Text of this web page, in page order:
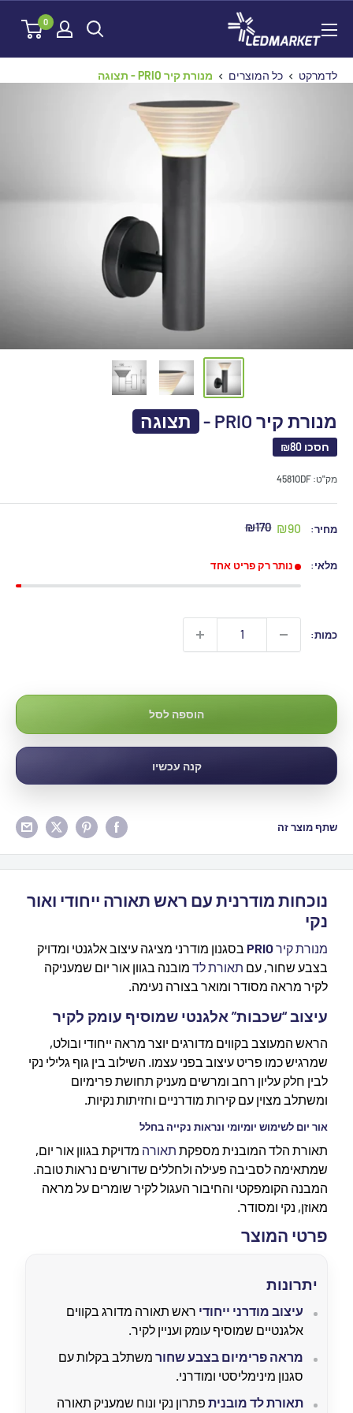
לתוכן
0
לדמרקט כל המוצרים מנורת קיר PRIO - תצוגה
מנורת קיר PRIO - תצוגה
חסכו ₪80
מק"ט: 4581ODF
מחיר:
מחיר
₪90 מחיר
₪170
מלאי: נותר רק פריט אחד
כמות:
הוספה לסל
קנה עכשיו
שתף מוצר זה
נוכחות מודרנית עם ראש תאורה ייחודי ואור
נקי
מנורת קירPRIO בסגנון מודרני מציגה עיצוב אלגנטי ומדויק
בצבע שחור, עם תאורת לד מובנה בגוון אור יום שמעניקה
לקיר מראה מסודר ומואר בצורה נעימה.
עיצוב “שכבות” אלגנטי שמוסיף עומק לקיר
הראש המעוצב בקווים מדורגים יוצר מראה ייחודי ובולט,
שמרגיש כמו פריט עיצוב בפני עצמו. השילוב בין גוף גלילי נקי
לבין חלק עליון רחב ומרשים מעניק תחושת פרימיום
ומשתלב מצוין עם קירות מודרניים וחזיתות נקיות.
אור יום לשימוש יומיומי ונראות נקייה בחלל
תאורת הלד המובנית מספקת תאורה מדויקת בגוון אור יום,
שמתאימה לסביבה פעילה ולחללים שדורשים נראות טובה.
המבנה הקומפקטי והחיבור העגול לקיר שומרים על מראה
מאוזן, נקי ומסודר.
פרטי המוצר
יתרונות
עיצוב מודרני ייחודי ראש תאורה מדורג בקווים
אלגנטיים שמוסיף עומק ועניין לקיר.
מראה פרימיום בצבע שחור משתלב בקלות עם
סגנון מינימליסטי ומודרני.
תאורת לד מובנית פתרון נקי ונוח שמעניק תאורה